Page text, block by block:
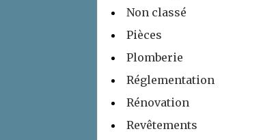
Non classé
Pièces
Plomberie
Réglementation
Rénovation
Revêtements